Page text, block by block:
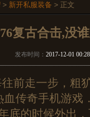
> 新开私服装备 > 正文
复古合击,没
发布时间： 2017-12-01
前走一步，粗
血传奇手机游戏
底的时候外出